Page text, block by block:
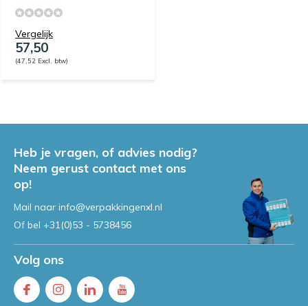
Vergelijk
57,50
(47,52 Excl. btw)
Heb je vragen, of advies nodig?
Neem gerust contact met ons
op!
Mail naar info@verpakkingenxl.nl
Of bel +31(0)53 - 5738456
Volg ons